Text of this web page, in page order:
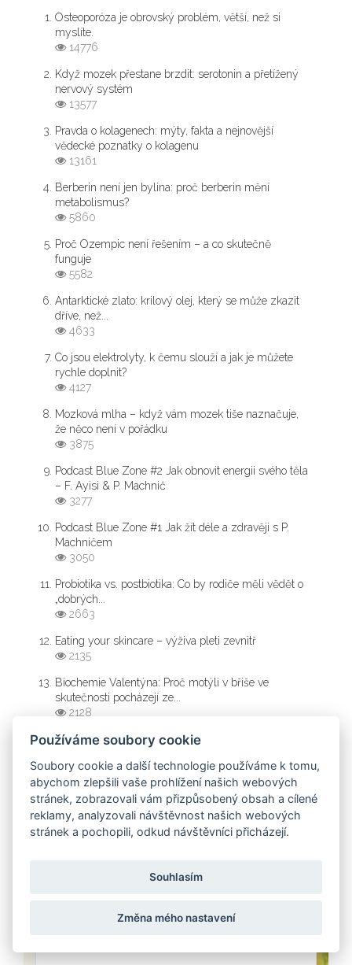
Osteoporóza je obrovský problém, větší, než si
myslíte.
14776
Když mozek přestane brzdit: serotonin a přetížený
nervový systém
13577
Pravda o kolagenech: mýty, fakta a nejnovější
vědecké poznatky o kolagenu
13161
Berberin není jen bylina: proč berberin mění
metabolismus?
5860
Proč Ozempic není řešením – a co skutečně
funguje
5582
Antarktické zlato: krilový olej, který se může zkazit
dříve, než...
4633
Co jsou elektrolyty, k čemu slouží a jak je můžete
rychle doplnit?
4127
Mozková mlha – když vám mozek tiše naznačuje,
že něco není v pořádku
3875
Podcast Blue Zone #2 Jak obnovit energii svého těla
– F. Ayisi & P. Machnič
3277
Podcast Blue Zone #1 Jak žít déle a zdravěji s P.
Machničem
3050
Probiotika vs. postbiotika: Co by rodiče měli vědět o
„dobrých...
2663
Eating your skincare – výživa pleti zevnitř
2135
Biochemie Valentýna: Proč motýli v břiše ve
skutečnosti pocházejí ze...
2128
Jak zhubnout zdravě a trvale: 10 osvědčených
1643
KATEGORIE
ZÍSKEJTE PŘEHLED O ZDRAVÉM
ŽIVOTNÍM STYLU
Používáme soubory cookie
Soubory cookie a další technologie používáme k tomu,
abychom zlepšili vaše prohlížení našich webových
stránek, zobrazovali vám přizpůsobený obsah a cílené
reklamy, analyzovali návštěvnost našich webových
stránek a pochopili, odkud návštěvníci přicházejí.
Souhlasím
Změna mého nastavení